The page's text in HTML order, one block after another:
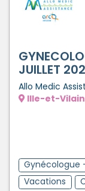
JUILLET
Allo Medic
Ille-et-
Gynécologue
Vacations